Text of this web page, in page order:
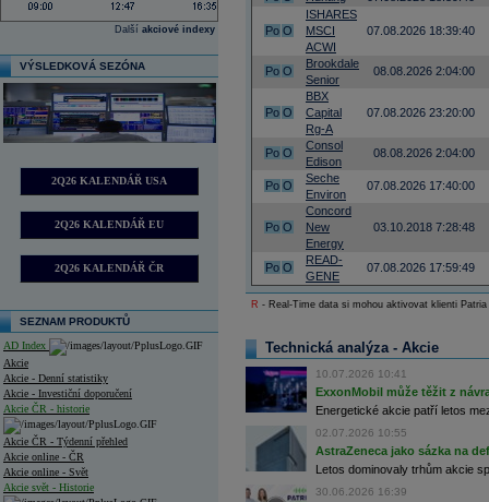
Další akciové indexy
VÝSLEDKOVÁ SEZÓNA
2Q26 KALENDÁŘ USA
2Q26 KALENDÁŘ EU
2Q26 KALENDÁŘ ČR
SEZNAM PRODUKTŮ
AD Index
Akcie
Akcie - Denní statistiky
Akcie - Investiční doporučení
Akcie ČR - historie
Akcie ČR - Týdenní přehled
Akcie online - ČR
Akcie online - Svět
Akcie svět - Historie
Po O
ISHARES
MSCI
ACWI
07.08.2026 18:39:40
Po O
Brookdale
Senior
08.08.2026 2:04:00
Po O
BBX
Capital
Rg-A
07.08.2026 23:20:00
Po O
Consol
Edison
08.08.2026 2:04:00
Po O
Seche
Environ
07.08.2026 17:40:00
Po O
Concord
New
Energy
03.10.2018 7:28:48
Po O
READ-
GENE
07.08.2026 17:59:49
R - Real-Time data si mohou aktivovat klienti
Technická analýza - Akcie
10.07.2026 10:41
ExxonMobil může těžit z
Energetické akcie patří letos
02.07.2026 10:55
AstraZeneca jako sázka na
Letos dominovaly trhům akcie
30.06.2026 16:39